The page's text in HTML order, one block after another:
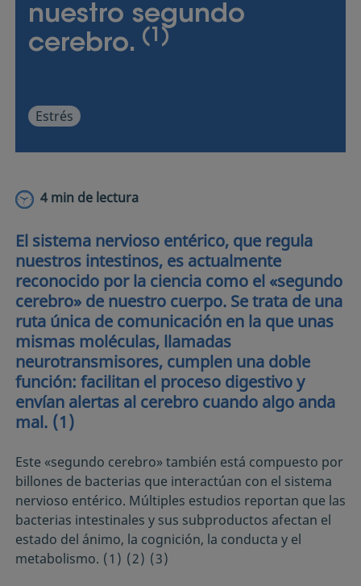
Propósito
nuestro segundo
cerebro. (1)
Estrés
4 min de lectura
El sistema nervioso entérico, que regula
nuestros intestinos, es actualmente
reconocido por la ciencia como el «segundo
cerebro» de nuestro cuerpo. Se trata de una
ruta única de comunicación en la que unas
mismas moléculas, llamadas
neurotransmisores, cumplen una doble
función: facilitan el proceso digestivo y
envían alertas al cerebro cuando algo anda
mal. (1)
Este «segundo cerebro» también está compuesto por
billones de bacterias que interactúan con el sistema
nervioso entérico. Múltiples estudios reportan que las
bacterias intestinales y sus subproductos afectan el
estado del ánimo, la cognición, la conducta y el
metabolismo. (1) (2) (3)